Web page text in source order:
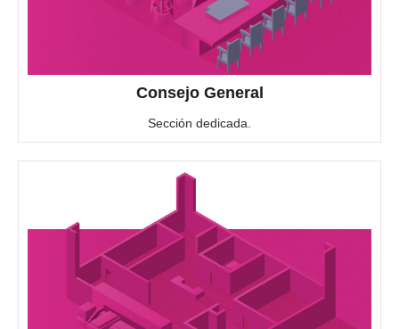
Consejo General
Sección dedicada.